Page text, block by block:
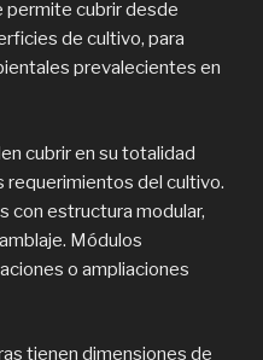
permite cubrir desde
de cultivo, para
prevalecientes en
cubrir en su totalidad
requerimientos del cultivo.
con estructura modular,
Módulos
o ampliaciones
tienen dimensiones de